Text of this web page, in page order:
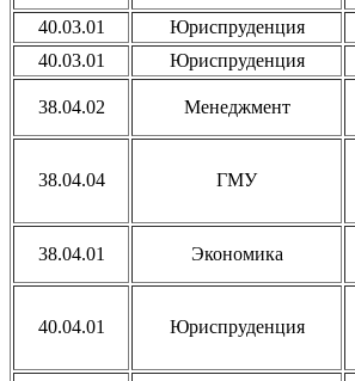
40.03.01 Юриспруденция
40.03.01
Юриспруденция
38.04.02 Менеджмент
38.04.04 ГМУ
38.04.01 Экономика
40.04.01 Юриспруденция